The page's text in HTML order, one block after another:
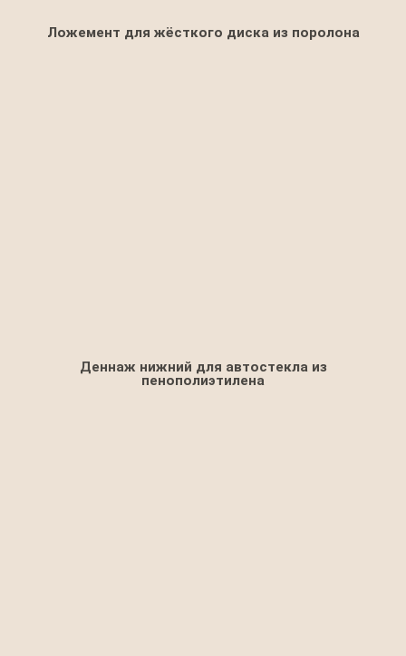
Ложемент для жёсткого диска из поролона
Деннаж нижний для автостекла из
пенополиэтилена